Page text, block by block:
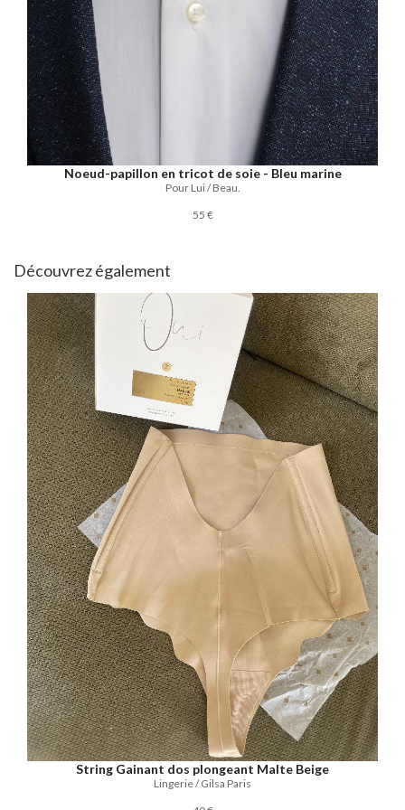
Noeud-papillon en tricot de soie - Bleu marine
Pour Lui / Beau.
55 €
Découvrez également
String Gainant dos plongeant Malte Beige
Lingerie / Gilsa Paris